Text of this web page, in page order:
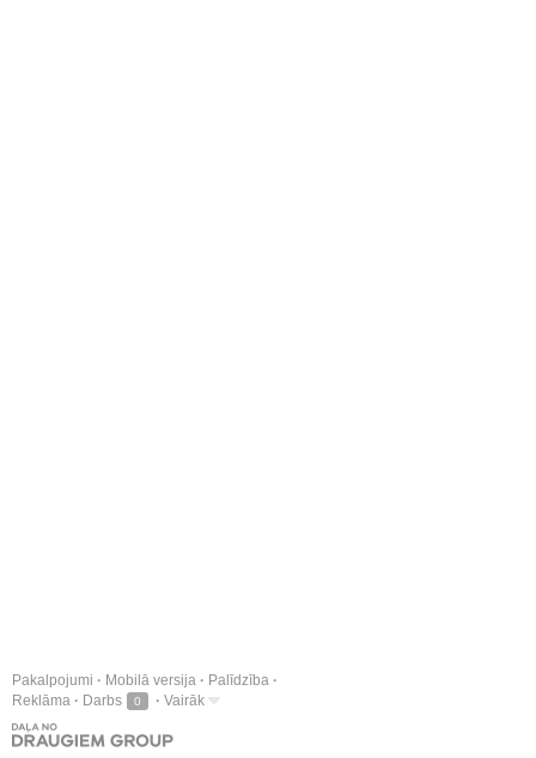
Pakalpojumi Mobilā versija
Palīdzība
Reklāma
Darbs 0 Vairāk